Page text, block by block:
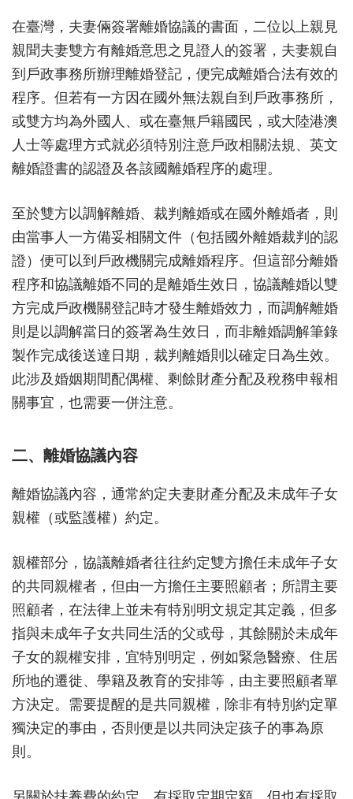
在臺灣，夫妻倆簽署離婚協議的書面，二位以上親見
親聞夫妻雙方有離婚意思之見證人的簽署，夫妻親自
到戶政事務所辦理離婚登記，便完成離婚合法有效的
程序。但若有一方因在國外無法親自到戶政事務所，
或雙方均為外國人、或在臺無戶籍國民，或大陸港澳
人士等處理方式就必須特別注意戶政相關法規、英文
離婚證書的認證及各該國離婚程序的處理。
至於雙方以調解離婚、裁判離婚或在國外離婚者，則
由當事人一方備妥相關文件（包括國外離婚裁判的認
證）便可以到戶政機關完成離婚程序。但這部分離婚
程序和協議離婚不同的是離婚生效日，協議離婚以雙
方完成戶政機關登記時才發生離婚效力，而調解離婚
則是以調解當日的簽署為生效日，而非離婚調解筆錄
製作完成後送達日期，裁判離婚則以確定日為生效。
此涉及婚姻期間配偶權、剩餘財產分配及稅務申報相
關事宜，也需要一併注意。
二、離婚協議內容
離婚協議內容，通常約定夫妻財產分配及未成年子女
親權（或監護權）約定。
親權部分，協議離婚者往往約定雙方擔任未成年子女
的共同親權者，但由一方擔任主要照顧者；所謂主要
照顧者，在法律上並未有特別明文規定其定義，但多
指與未成年子女共同生活的父或母，其餘關於未成年
子女的親權安排，宜特別明定，例如緊急醫療、住居
所地的遷徙、學籍及教育的安排等，由主要照顧者單
方決定。需要提醒的是共同親權，除非有特別約定單
獨決定的事由，否則便是以共同決定孩子的事為原
則。